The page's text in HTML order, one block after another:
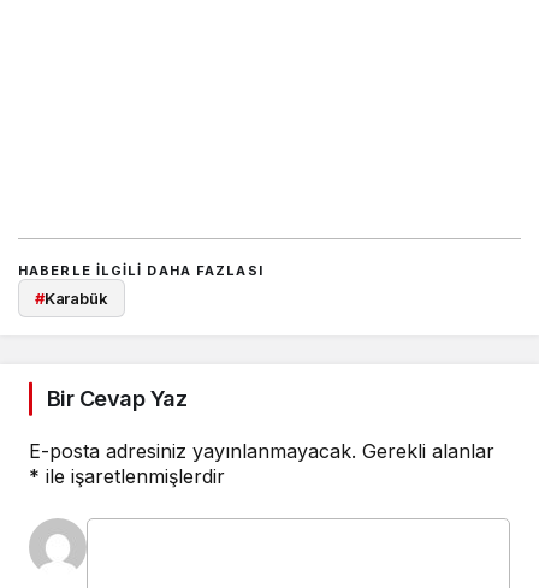
HABERLE ILGILI DAHA FAZLASI
#Karabük
Bir Cevap Yaz
E-posta adresiniz yayınlanmayacak. Gerekli alanlar
* ile işaretlenmişlerdir